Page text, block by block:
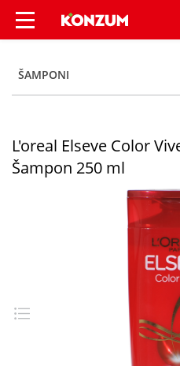
L'oreal Elseve
ŠAMPONI
L'oreal Elseve Color
Šampon 250 ml